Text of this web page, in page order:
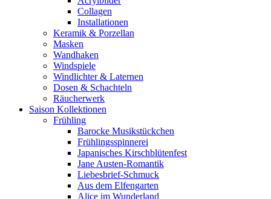
Collagen
Installationen
Keramik & Porzellan
Masken
Wandhaken
Windspiele
Windlichter & Laternen
Dosen & Schachteln
Räucherwerk
Saison Kollektionen
Frühling
Barocke Musikstückchen
Frühlingsspinnerei
Japanisches Kirschblütenfest
Jane Austen-Romantik
Liebesbrief-Schmuck
Aus dem Elfengarten
Alice im Wunderland